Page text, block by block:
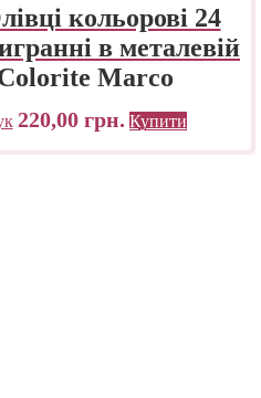
кольорові 24
в металевій
Marco
220,00 грн. Купити